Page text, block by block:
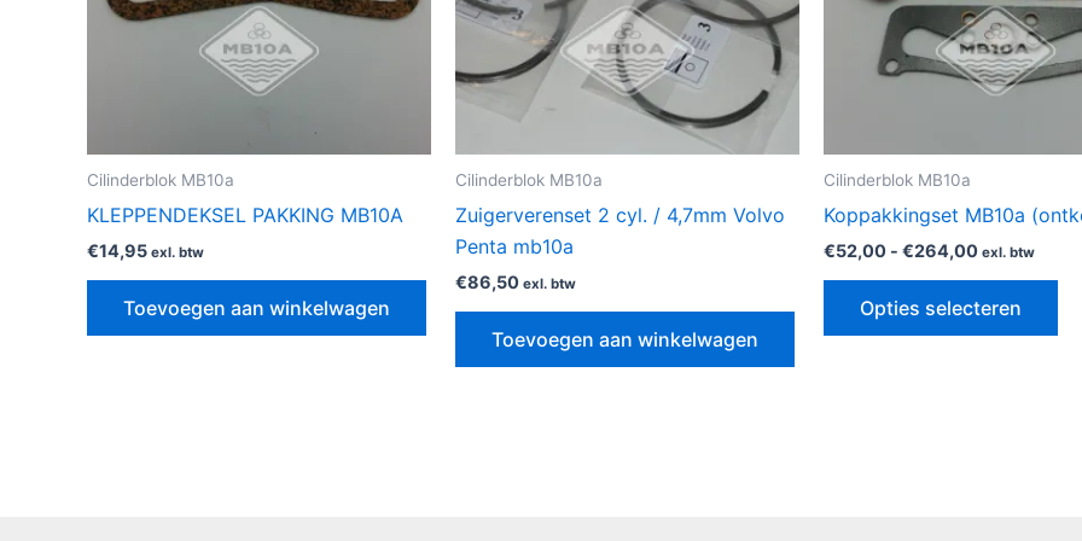
Cilinderblok MB10a
KLEPPENDEKSEL PAKKING MB10A
€14,95 exl. btw
Toevoegen aan winkelwagen
Cilinderblok MB10a
Zuigerverenset 2 cyl. / 4,7mm Volvo
Penta mb10a
€86,50 exl. btw
Toevoegen aan winkelwagen
Cilinderblok MB10a
Koppakkingset MB10a
€52,00 - €264,00 exl. btw
Opties selecteren
kan